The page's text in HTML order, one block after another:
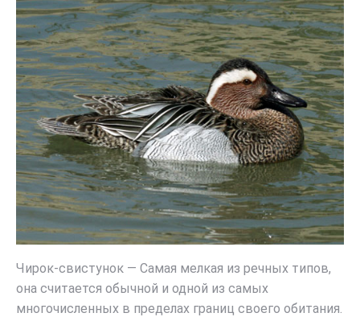
Чирок-свистунок — Самая мелкая из речных типов,
она считается обычной и одной из самых
многочисленных в пределах границ своего обитания.